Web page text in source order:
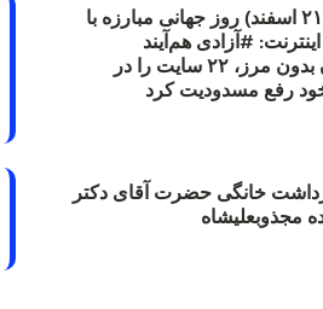
۱۲ مارس (۲۱ اسفند) روز جهانی مبارزه با
#آزادی هم‌آیند
گزارشگران‌ بدون مرز، ۲۲ سایت را در
رفع مسدودیت کرد
بازداشت خانگی حضرت آقای دکتر
مجذوبعلیشاه